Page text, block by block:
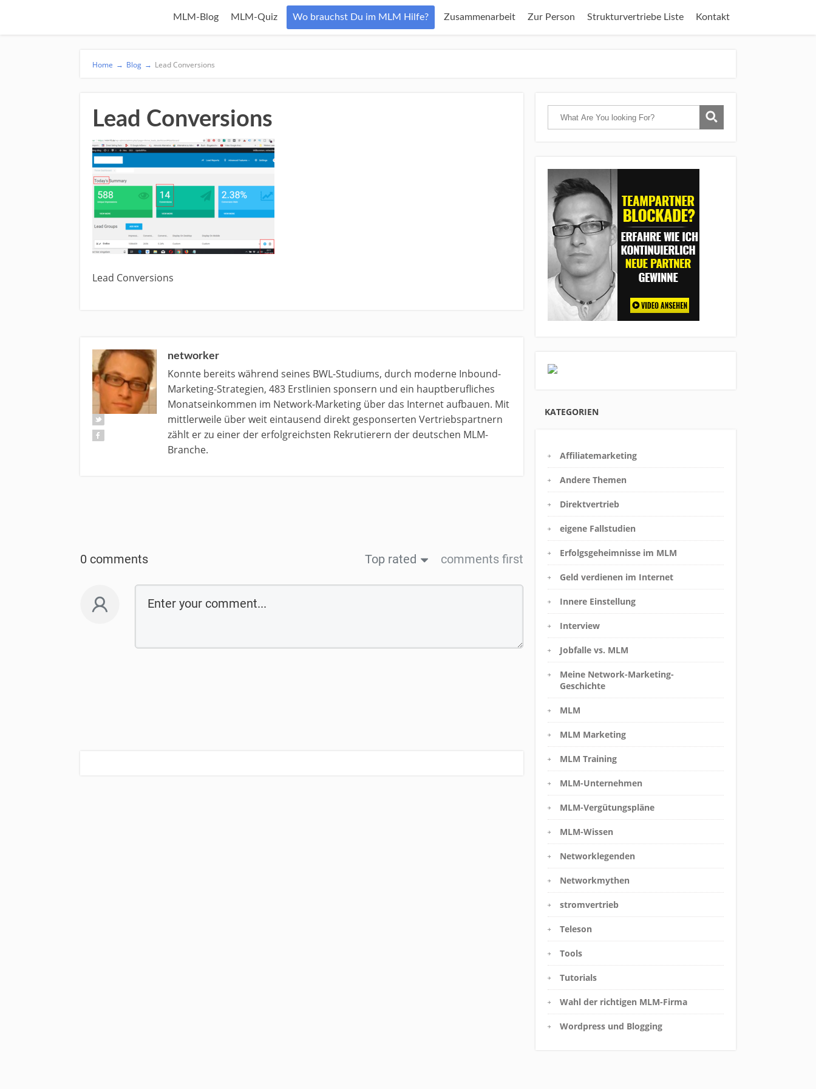
MLM-Blog MLM-Quiz Wo brauchst Du im MLM Hilfe? Zusammenarbeit Zur Person Strukturvertriebe Liste Kontakt
Home → Blog → Lead Conversions
Lead Conversions
Lead Conversions
networker
Konnte bereits während seines BWL-Studiums, durch moderne Inbound-
Marketing-Strategien, 483 Erstlinien sponsern und ein hauptberufliches
Monatseinkommen im Network-Marketing über das Internet aufbauen. Mit
mittlerweile über weit eintausend direkt gesponserten Vertriebspartnern
zählt er zu einer der erfolgreichsten Rekrutierern der deutschen MLM-
Branche.
0 comments Top rated comments first
KATEGORIEN
Affiliatemarketing
Andere Themen
Direktvertrieb
eigene Fallstudien
Erfolgsgeheimnisse im MLM
Geld verdienen im Internet
Innere Einstellung
Interview
Jobfalle vs. MLM
Meine Network-Marketing-
Geschichte
MLM
MLM Marketing
MLM Training
MLM-Unternehmen
MLM-Vergütungspläne
MLM-Wissen
Networklegenden
Networkmythen
stromvertrieb
Teleson
Tools
Tutorials
Wahl der richtigen MLM-Firma
Wordpress und Blogging